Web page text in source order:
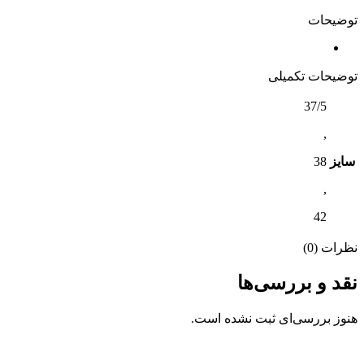
توضیحات
توضیحات تکمیلی
سایز
37/5
,
38
,
42
نظرات (0)
نقد و بررسی‌ها
هنوز بررسی‌ای ثبت نشده است.